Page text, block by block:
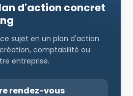
d'action concret
sujet en un plan d'action
comptabilité ou
entreprise.
rendez-vous